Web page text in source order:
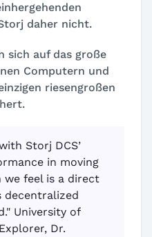
daher nicht.
sich auf das große
Computern und
riesengroßen
Storj DCS’
in moving
we feel is a direct
decentralized
University of
Dr.